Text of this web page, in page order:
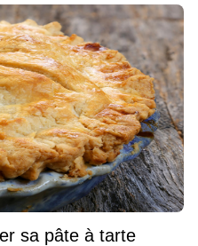
sa pâte à tarte